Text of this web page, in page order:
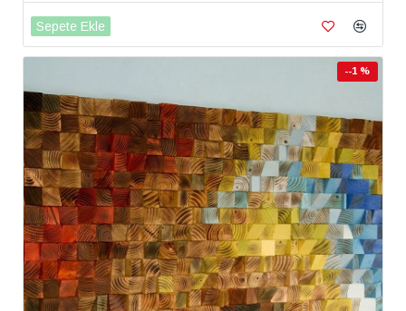
Sepete Ekle
--1 %